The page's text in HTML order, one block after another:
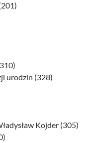
urodzin (328)
Kojder (305)